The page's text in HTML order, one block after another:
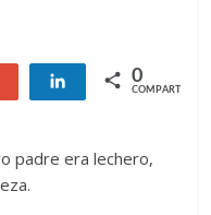
Compartir
0
COMPARTIR
padre era lechero,